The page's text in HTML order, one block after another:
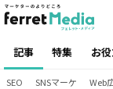
記事 特集 お
SEO SNSマーケ Web